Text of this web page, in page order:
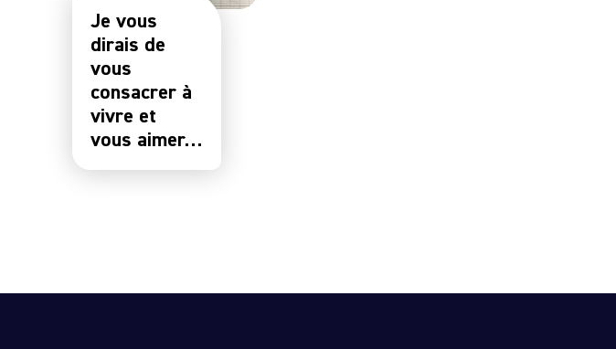
Je vous
dirais de
vous
consacrer à
vivre et
vous aimer…